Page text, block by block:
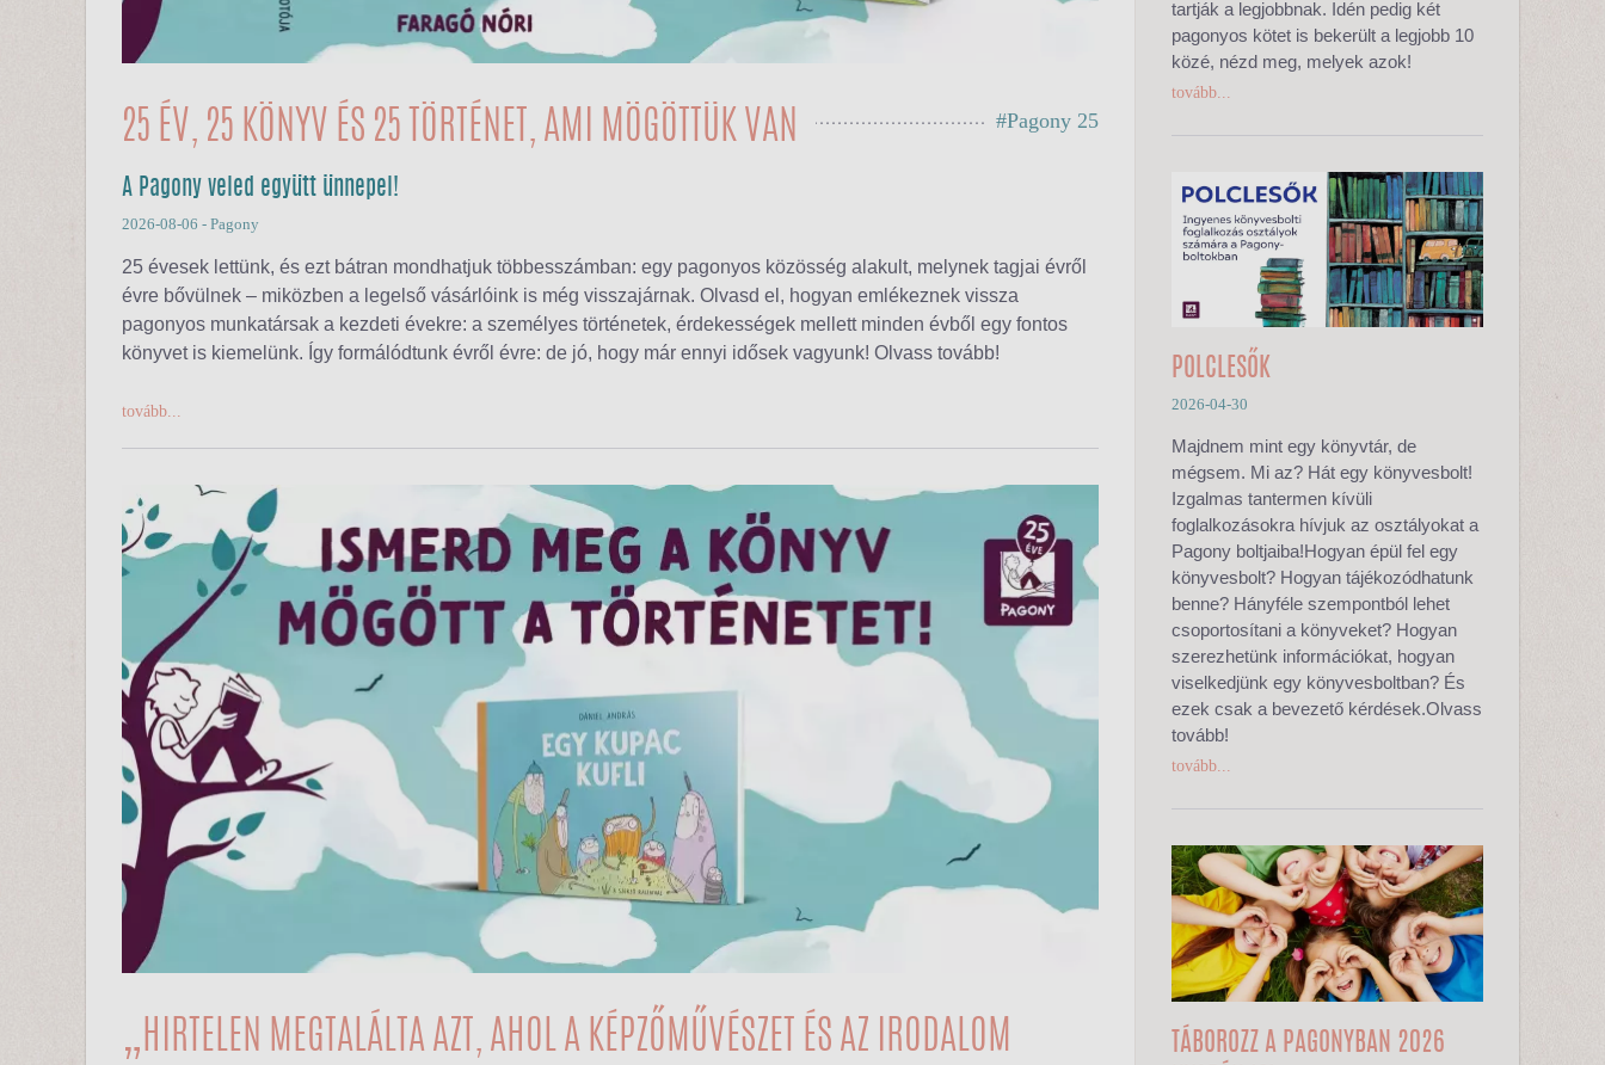
25 ÉV, 25 KÖNYV ÉS 25 TÖRTÉNET, AMI MÖGÖTTÜK VAN #Pagony 25
A Pagony veled együtt ünnepel!
2026-08-06 - Pagony
25 évesek lettünk, és ezt bátran mondhatjuk többesszámban: egy pagonyos közösség alakult, melynek tagjai évről
évre bővülnek – miközben a legelső vásárlóink is még visszajárnak. Olvasd el, hogyan emlékeznek vissza
pagonyos munkatársak a kezdeti évekre: a személyes történetek, érdekességek mellett minden évből egy fontos
könyvet is kiemelünk. Így formálódtunk évről évre: de jó, hogy már ennyi idősek vagyunk! Olvass tovább!
tovább...
„HIRTELEN MEGTALÁLTA AZT, AHOL A KÉPZŐMŰVÉSZET ÉS AZ IRODALOM
tartják a legjobbnak. Idén pedig két
pagonyos kötet is bekerült a legjobb 10
közé, nézd meg, melyek azok!
tovább...
POLCLESŐK
2026-04-30
Majdnem mint egy könyvtár, de
mégsem. Mi az? Hát egy könyvesbolt!
Izgalmas tantermen kívüli
foglalkozásokra hívjuk az osztályokat a
Pagony boltjaiba!Hogyan épül fel egy
könyvesbolt? Hogyan tájékozódhatunk
benne? Hányféle szempontból lehet
csoportosítani a könyveket? Hogyan
szerezhetünk információkat, hogyan
viselkedjünk egy könyvesboltban? És
ezek csak a bevezető kérdések.Olvass
tovább!
tovább...
TÁBOROZZ A PAGONYBAN 2026